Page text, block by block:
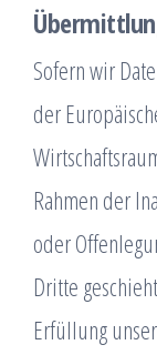
Sofern wir
der
Rahmen der
oder
Dritte
Erfüllung